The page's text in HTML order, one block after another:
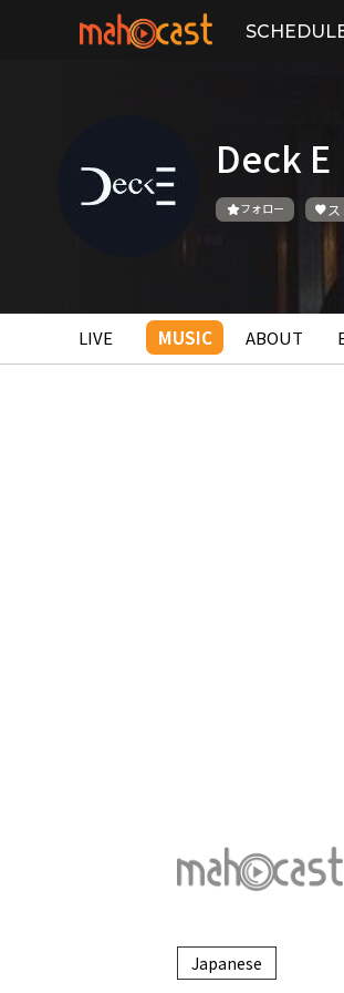
Deck E
フォロー
LIVE MUSIC ABOUT